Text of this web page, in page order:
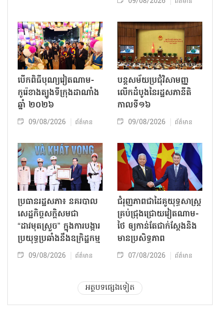
បើកពិធីបុណ្យវៀតណាម-
កូរ៉េខាងត្បូងទីក្រុងដាណាំង
ឆ្នាំ ២០២៦
09/08/2026 ព័ត៌មាន
បន្តសម័យប្រជុំវិសាមញ្ញ
លើកដំបូងនៃរដ្ឋសភានីតិ
កាលទី១៦
09/08/2026 ព័ត៌មាន
ប្រធានរដ្ឋសភា៖ នគរបាល
សេដ្ឋកិច្ចសក្តិសមជា
“ដាវមុតស្រួច” ក្នុងការបង្ការ
ប្រយុទ្ធប្រឆាំងនឹងឧក្រិដ្ឋកម្ម
09/08/2026 ព័ត៌មាន
ជំរុញភាពជាដៃគូយុទ្ធសាស្ត្រ
គ្រប់ជ្រុងជ្រោយវៀតណាម-
ថៃ ឲ្យកាន់តែជាក់ស្ដែងនិង
មានប្រសិទ្ធភាព
07/08/2026 ព័ត៌មាន
អត្ថបទផ្សេងទៀត